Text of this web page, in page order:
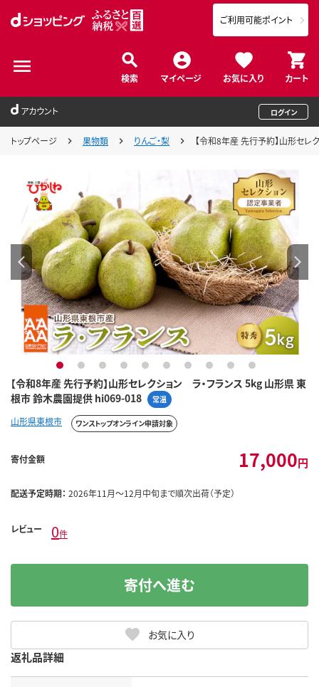
検索 マイページ お気に入り カート
ご利用可能ポイント
アカウント ログイン
トップページ 果物類 りんご・梨 【令和8年産 先行予約】山形セ
【令和8年産 先行予約】山形セレクション ラ・フランス 5kg 山形県 東
根市 鈴木農園提供 hi069-018
常温
1 2 3 4 5 6 7 8 9 10
山形県東根市 ワンストップオンライン申請対象
寄付金額 17,000円
配送予定時期： 2026年11月～12月中旬まで順次出荷（予定）
レビュー 0件
お気に入り
寄付へ進む
返礼品詳細